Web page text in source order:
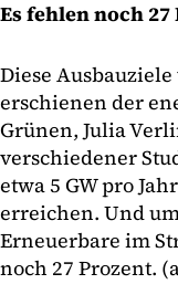
Es fehlen noch
Diese Ausbauziele
erschienen der
Grünen, Julia
verschiedener
etwa 5 GW pro
erreichen. Und
Erneuerbare im
noch 27 Prozent.